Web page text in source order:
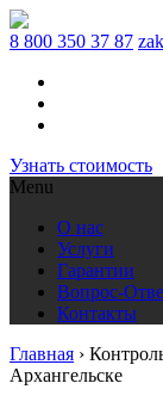
8 800 350 37 87
Узнать стоимость
Menu
О нас
Услуги
Гарантии
Вопрос-
Контакты
Главная ›
Архангельске